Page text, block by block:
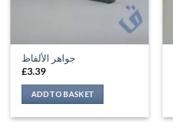
جواهر الألفاظ
£3.39
ADD TO BASKET